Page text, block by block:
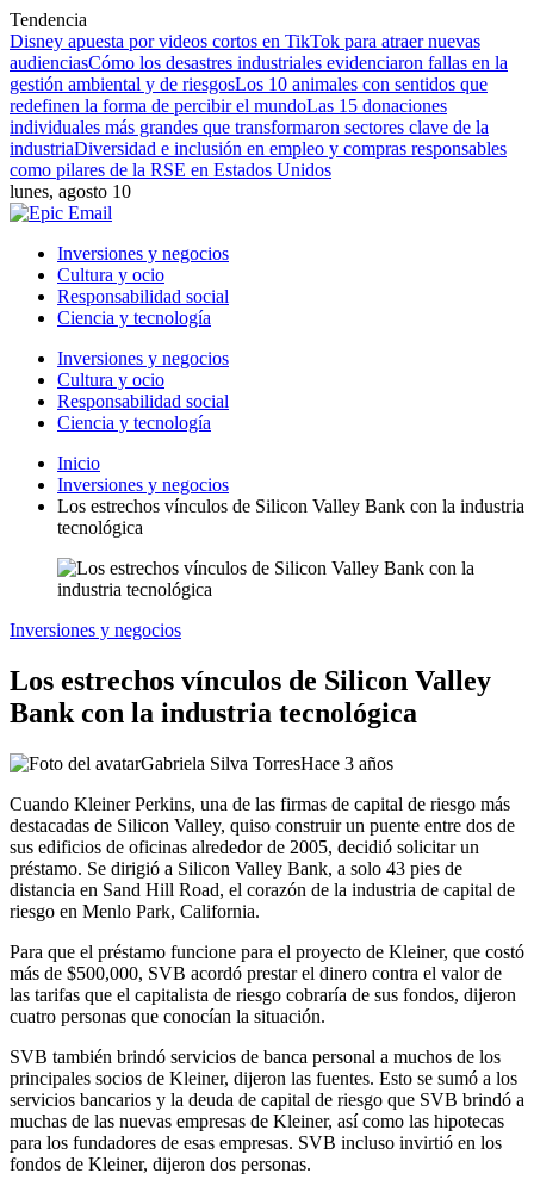
Tendencia
Disney apuesta por videos cortos en TikTok para atraer nuevas
audienciasCómo los desastres industriales evidenciaron fallas en la
gestión ambiental y de riesgosLos 10 animales con sentidos que
redefinen la forma de percibir el mundoLas 15 donaciones
individuales más grandes que transformaron sectores clave de la
industriaDiversidad e inclusión en empleo y compras responsables
como pilares de la RSE en Estados Unidos
lunes, agosto 10
Inversiones y negocios
Cultura y ocio
Responsabilidad social
Ciencia y tecnología
Inversiones y negocios
Cultura y ocio
Responsabilidad social
Ciencia y tecnología
Inicio
Inversiones y negocios
Los estrechos vínculos de Silicon Valley Bank con la industria
tecnológica
Inversiones y negocios
Los estrechos vínculos de Silicon Valley
Bank con la industria tecnológica
Gabriela Silva TorresHace 3 años
Cuando Kleiner Perkins, una de las firmas de capital de riesgo más
destacadas de Silicon Valley, quiso construir un puente entre dos de
sus edificios de oficinas alrededor de 2005, decidió solicitar un
préstamo. Se dirigió a Silicon Valley Bank, a solo 43 pies de
distancia en Sand Hill Road, el corazón de la industria de capital de
riesgo en Menlo Park, California.
Para que el préstamo funcione para el proyecto de Kleiner, que costó
más de $500,000, SVB acordó prestar el dinero contra el valor de
las tarifas que el capitalista de riesgo cobraría de sus fondos, dijeron
cuatro personas que conocían la situación.
SVB también brindó servicios de banca personal a muchos de los
principales socios de Kleiner, dijeron las fuentes. Esto se sumó a los
servicios bancarios y la deuda de capital de riesgo que SVB brindó a
muchas de las nuevas empresas de Kleiner, así como las hipotecas
para los fundadores de esas empresas. SVB incluso invirtió en los
fondos de Kleiner, dijeron dos personas.